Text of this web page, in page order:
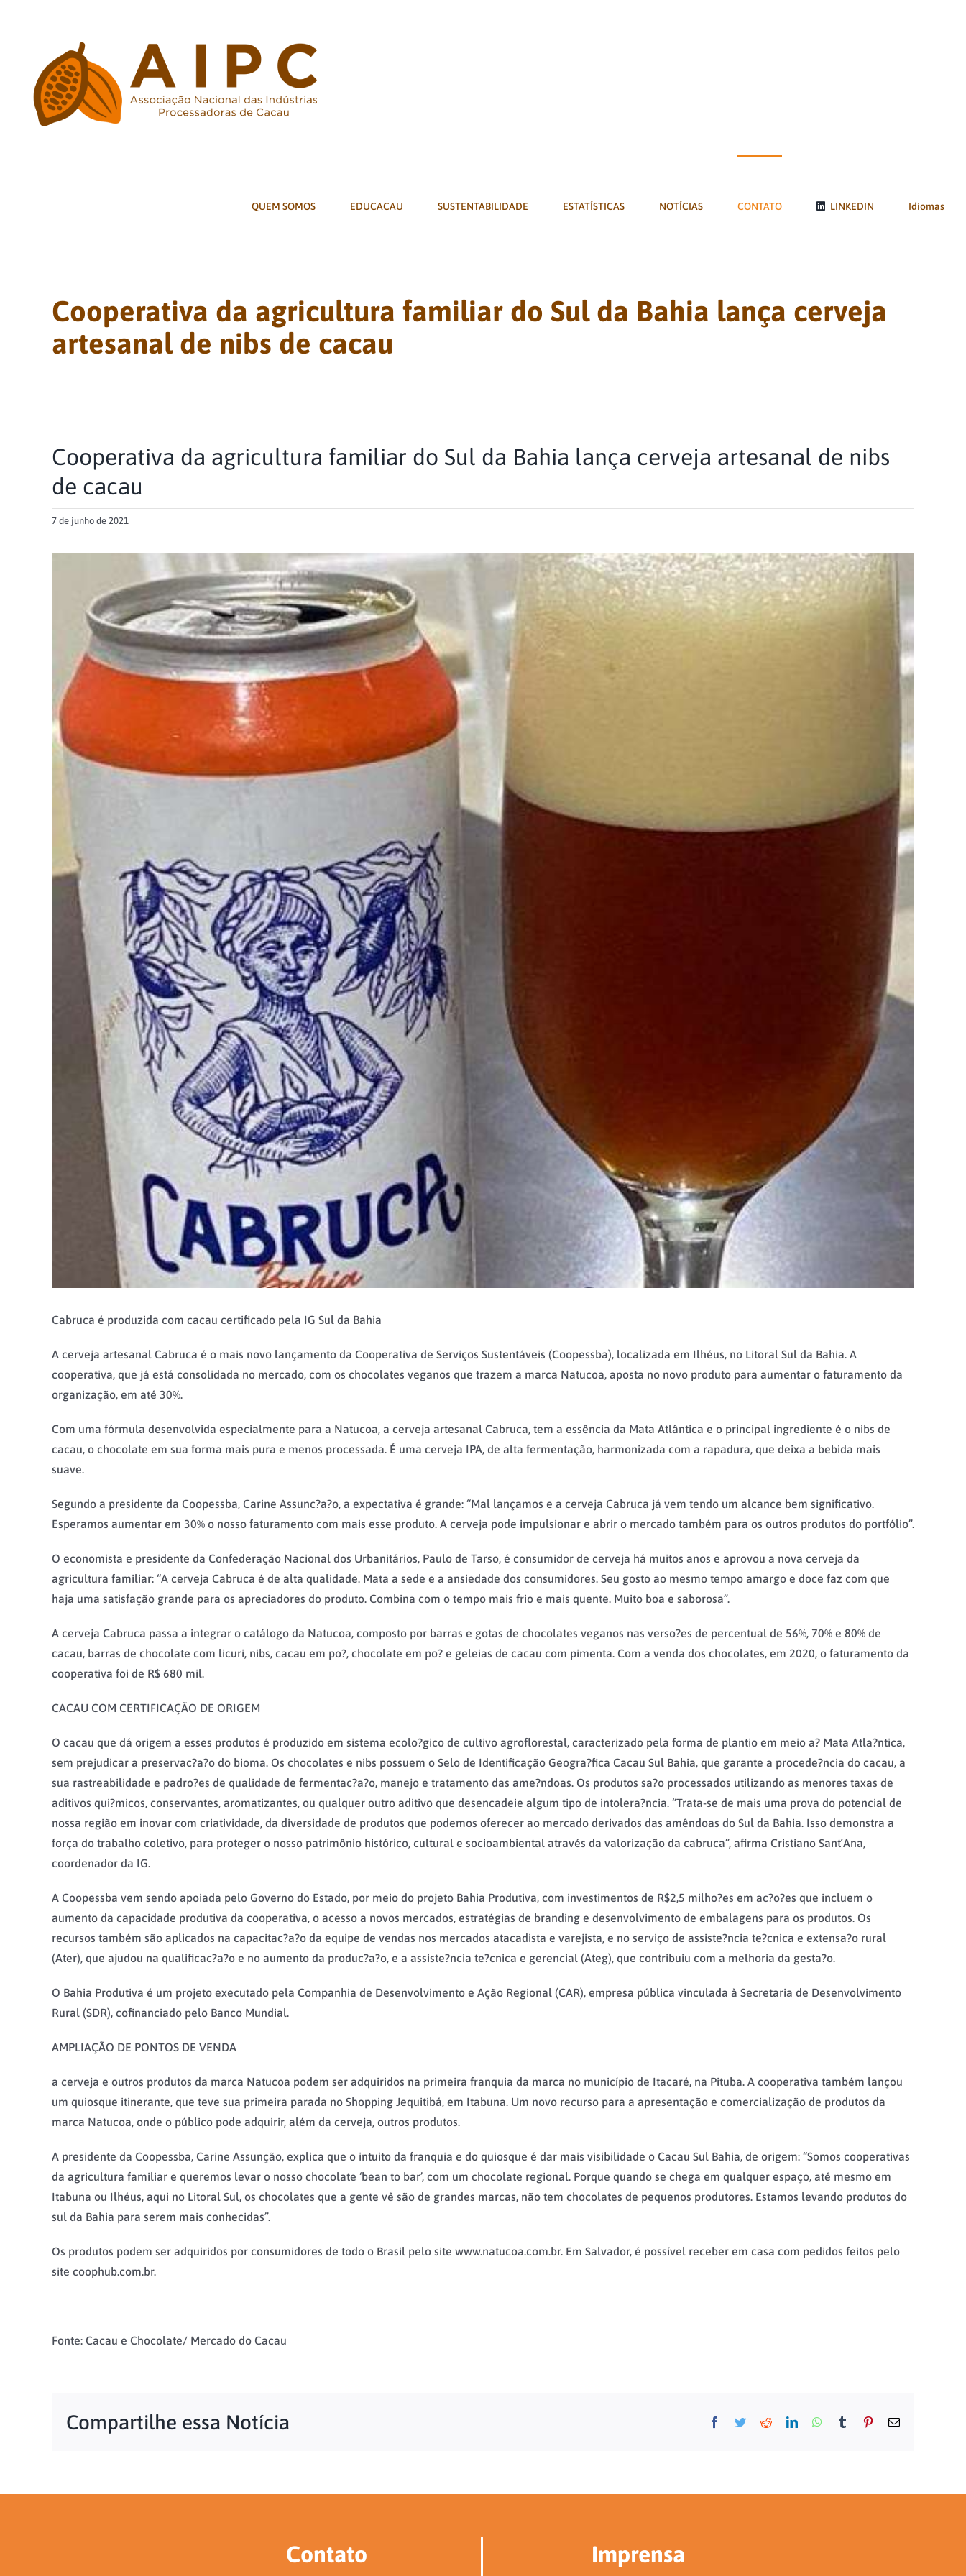
conteúdo
QUEM SOMOS EDUCACAU SUSTENTABILIDADE ESTATÍSTICAS NOTÍCIAS CONTATO LINKEDIN Idiomas
Cooperativa da agricultura familiar do Sul da Bahia lança cerveja
artesanal de nibs de cacau
Cooperativa da agricultura familiar do Sul da Bahia lança cerveja artesanal de nibs
de cacau
7 de junho de 2021
Cabruca é produzida com cacau certificado pela IG Sul da Bahia
A cerveja artesanal Cabruca é o mais novo lançamento da Cooperativa de Serviços Sustentáveis (Coopessba), localizada em Ilhéus, no Litoral Sul da Bahia. A
cooperativa, que já está consolidada no mercado, com os chocolates veganos que trazem a marca Natucoa, aposta no novo produto para aumentar o faturamento da
organização, em até 30%.
Com uma fórmula desenvolvida especialmente para a Natucoa, a cerveja artesanal Cabruca, tem a essência da Mata Atlântica e o principal ingrediente é o nibs de
cacau, o chocolate em sua forma mais pura e menos processada. É uma cerveja IPA, de alta fermentação, harmonizada com a rapadura, que deixa a bebida mais
suave.
Segundo a presidente da Coopessba, Carine Assunc?a?o, a expectativa é grande: “Mal lançamos e a cerveja Cabruca já vem tendo um alcance bem significativo.
Esperamos aumentar em 30% o nosso faturamento com mais esse produto. A cerveja pode impulsionar e abrir o mercado também para os outros produtos do portfólio”.
O economista e presidente da Confederação Nacional dos Urbanitários, Paulo de Tarso, é consumidor de cerveja há muitos anos e aprovou a nova cerveja da
agricultura familiar: “A cerveja Cabruca é de alta qualidade. Mata a sede e a ansiedade dos consumidores. Seu gosto ao mesmo tempo amargo e doce faz com que
haja uma satisfação grande para os apreciadores do produto. Combina com o tempo mais frio e mais quente. Muito boa e saborosa”.
A cerveja Cabruca passa a integrar o catálogo da Natucoa, composto por barras e gotas de chocolates veganos nas verso?es de percentual de 56%, 70% e 80% de
cacau, barras de chocolate com licuri, nibs, cacau em po?, chocolate em po? e geleias de cacau com pimenta. Com a venda dos chocolates, em 2020, o faturamento da
cooperativa foi de R$ 680 mil.
CACAU COM CERTIFICAÇÃO DE ORIGEM
O cacau que dá origem a esses produtos é produzido em sistema ecolo?gico de cultivo agroflorestal, caracterizado pela forma de plantio em meio a? Mata Atla?ntica,
sem prejudicar a preservac?a?o do bioma. Os chocolates e nibs possuem o Selo de Identificação Geogra?fica Cacau Sul Bahia, que garante a procede?ncia do cacau, a
sua rastreabilidade e padro?es de qualidade de fermentac?a?o, manejo e tratamento das ame?ndoas. Os produtos sa?o processados utilizando as menores taxas de
aditivos qui?micos, conservantes, aromatizantes, ou qualquer outro aditivo que desencadeie algum tipo de intolera?ncia. “Trata-se de mais uma prova do potencial de
nossa região em inovar com criatividade, da diversidade de produtos que podemos oferecer ao mercado derivados das amêndoas do Sul da Bahia. Isso demonstra a
força do trabalho coletivo, para proteger o nosso patrimônio histórico, cultural e socioambiental através da valorização da cabruca”, afirma Cristiano Sant´Ana,
coordenador da IG.
A Coopessba vem sendo apoiada pelo Governo do Estado, por meio do projeto Bahia Produtiva, com investimentos de R$2,5 milho?es em ac?o?es que incluem o
aumento da capacidade produtiva da cooperativa, o acesso a novos mercados, estratégias de branding e desenvolvimento de embalagens para os produtos. Os
recursos também são aplicados na capacitac?a?o da equipe de vendas nos mercados atacadista e varejista, e no serviço de assiste?ncia te?cnica e extensa?o rural
(Ater), que ajudou na qualificac?a?o e no aumento da produc?a?o, e a assiste?ncia te?cnica e gerencial (Ateg), que contribuiu com a melhoria da gesta?o.
O Bahia Produtiva é um projeto executado pela Companhia de Desenvolvimento e Ação Regional (CAR), empresa pública vinculada à Secretaria de Desenvolvimento
Rural (SDR), cofinanciado pelo Banco Mundial.
AMPLIAÇÃO DE PONTOS DE VENDA
a cerveja e outros produtos da marca Natucoa podem ser adquiridos na primeira franquia da marca no município de Itacaré, na Pituba. A cooperativa também lançou
um quiosque itinerante, que teve sua primeira parada no Shopping Jequitibá, em Itabuna. Um novo recurso para a apresentação e comercialização de produtos da
marca Natucoa, onde o público pode adquirir, além da cerveja, outros produtos.
A presidente da Coopessba, Carine Assunção, explica que o intuito da franquia e do quiosque é dar mais visibilidade o Cacau Sul Bahia, de origem: “Somos cooperativas
da agricultura familiar e queremos levar o nosso chocolate ‘bean to bar’, com um chocolate regional. Porque quando se chega em qualquer espaço, até mesmo em
Itabuna ou Ilhéus, aqui no Litoral Sul, os chocolates que a gente vê são de grandes marcas, não tem chocolates de pequenos produtores. Estamos levando produtos do
sul da Bahia para serem mais conhecidas”.
Os produtos podem ser adquiridos por consumidores de todo o Brasil pelo site www.natucoa.com.br. Em Salvador, é possível receber em casa com pedidos feitos pelo
site coophub.com.br.
Fonte: Cacau e Chocolate/ Mercado do Cacau
Compartilhe essa Notícia Facebook
TwitterRedditLinkedInWhatsApp
Tumblr Pinterest
E-
Contato Imprensa